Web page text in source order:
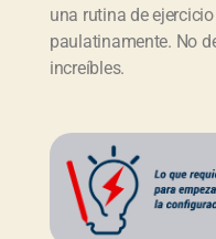
una rutina de
paulatinamente. No
increíbles.